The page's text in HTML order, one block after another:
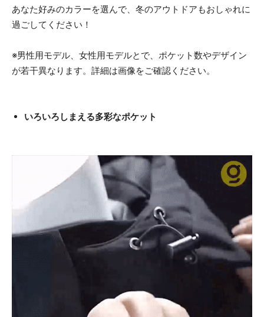
あなた好みのカラーを選んで、冬のアウトドアもおしゃれに
過ごしてください！
※男性用モデル、女性用モデルとで、ポケット数やデザイン
が若干異なります。詳細は画像をご確認ください。
いろいろしまえる多彩なポケット